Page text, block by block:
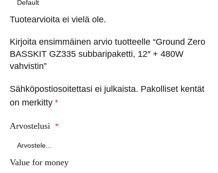
Tuotearvioita ei vielä ole.
Kirjoita ensimmäinen arvio tuotteelle “Ground Zero
BASSKIT GZ335 subbaripaketti, 12″ + 480W
vahvistin”
Sähköpostiosoitettasi ei julkaista. Pakolliset kentät
on merkitty *
Arvostelusi *
Value for money